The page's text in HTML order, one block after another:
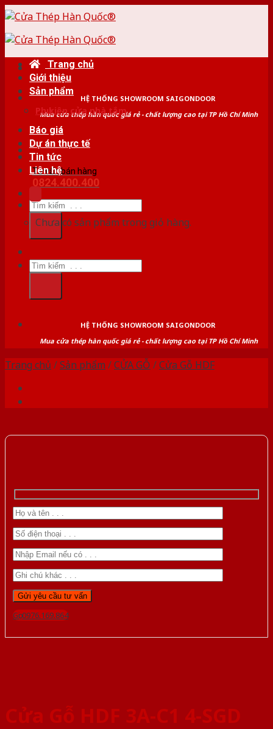
Skip
content
HỆ THỐNG SHOWROOM SAIGONDOOR
Mua cửa thép hàn quốc giá rẻ - chất lượng cao tại TP Hồ Chí Minh
Tư vấn bán hàng
0824.400.400
Tìm
kiếm:
Trang chủ
Giới thiệu
Sản phẩm
Phụ kiện cửa nhà tắm
Báo giá
Dự án thực tế
Tin tức
Liên hệ
Chưa có sản phẩm trong giỏ hàng.
Tìm
kiếm:
HỆ THỐNG SHOWROOM SAIGONDOOR
Mua cửa thép hàn quốc giá rẻ - chất lượng cao tại TP Hồ Chí Minh
Trang chủ /Sản phẩm /CỬA GỖ /Cửa Gỗ HDF
Gọi 0976.169.864
Cửa Gỗ HDF 3A-C1 4-SGD